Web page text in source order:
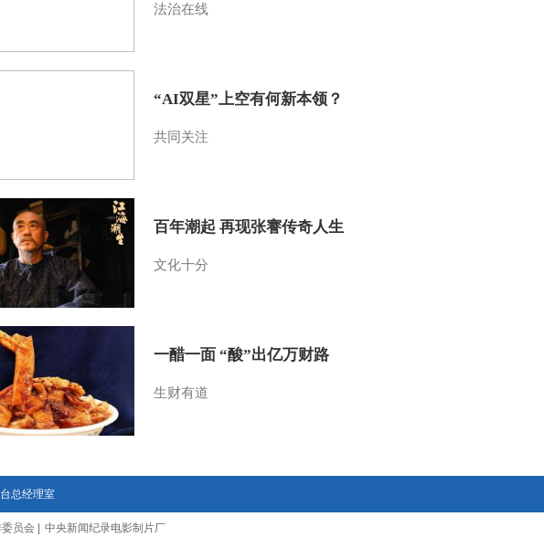
法治在线
“AI双星”上空有何新本领？
共同关注
百年潮起 再现张謇传奇人生
文化十分
一醋一面 “酸”出亿万财路
生财有道
总经理室
员会
中央新闻纪录电影制片厂